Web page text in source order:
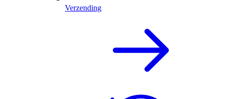
Verzending